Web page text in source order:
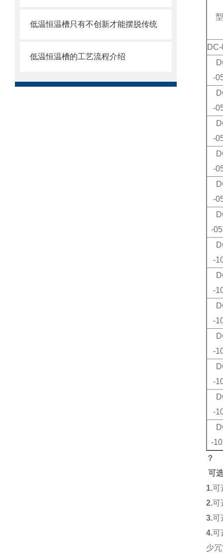
低温恒温槽只有不创新才能摆脱传统
低温恒温槽的工艺流程介绍
DC-
-
-
-
-
-
-
-
-
-
-
-
-
-
？
可
1.可
2.可
3.可
4.可
少